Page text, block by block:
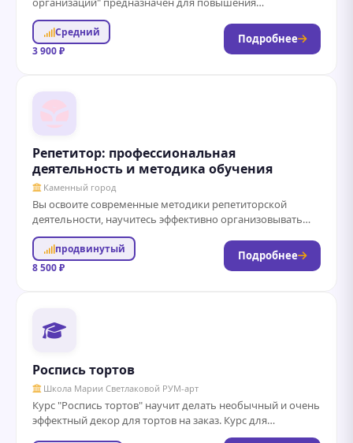
профессиональных навыков в области коммуникации и
взаимодействия с клиентами, партнерами...
Средний
3 900 ₽
Подробнее
Репетитор: профессиональная
деятельность и методика обучения
Каменный город
Вы освоите современные методики репетиторской
деятельности, научитесь эффективно организовывать
индивидуальные и групповые занятия, разрабатывать
программы обучения с учетом потребностей учеников,...
продвинутый
8 500 ₽
Подробнее
Роспись тортов
Школа Марии Светлаковой РУМ-арт
Курс "Роспись тортов" научит делать необычный и очень
эффектный декор для тортов на заказ. Курс для
профессиональных или домашних кондитеров, и...